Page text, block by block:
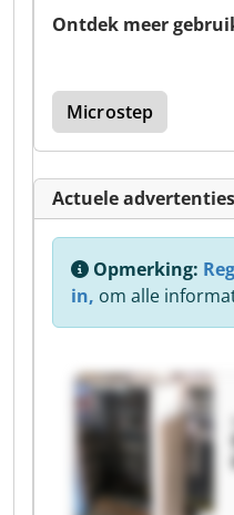
Ontdek meer
Microstep
Actuele
Opmerking:
in, om alle